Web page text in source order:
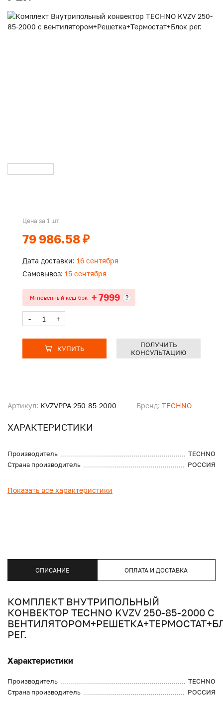
Артикул: KVZVPPA 250-85-2000 Бренд: TECHNO
ХАРАКТЕРИСТИКИ
Производитель
TECHNO
Страна производитель
РОССИЯ
Показать все характеристики
Цена за 1 шт
79 986.58 ₽
Дата доставки: 16 сентября
Самовывоз: 15 сентября
Мгновенный кеш-бэк + 7999 ?
- +
КУПИТЬ
ПОЛУЧИТЬ
КОНСУЛЬТАЦИЮ
ОПИСАНИЕ ОПЛАТА И ДОСТАВКА
КОМПЛЕКТ ВНУТРИПОЛЬНЫЙ
КОНВЕКТОР TECHNO KVZV 250-85-2000 С
РЕГ.
Характеристики
Производитель
TECHNO
Страна производитель
РОССИЯ